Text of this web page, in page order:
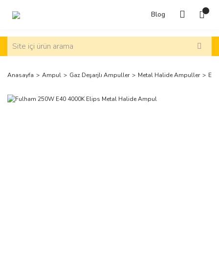
Blog
Anasayfa Ampul Gaz Deşarjlı Ampuller Metal Halide Ampuller